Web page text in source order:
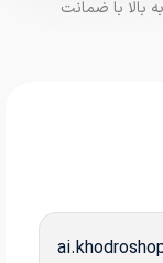
خودرو شاپ، خرید و فروش خودرو اقساطی مدل ۹۰ به بالا با ضمانت